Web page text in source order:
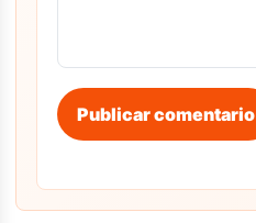
Publicar comentario